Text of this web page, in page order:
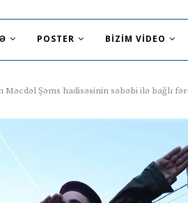
POSTER BIZIM VIDEO
Məcdəl Şəms hadisəsinin səbəbi ilə bağlı